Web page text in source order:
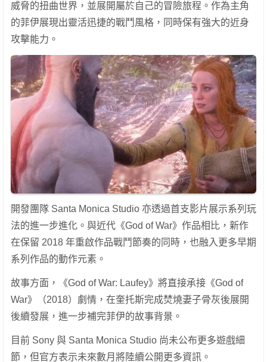
威脅的扭曲世界，並展開屬於自己的冒險旅程。作為主角
的菲伊展現出靈活迅捷的戰鬥風格，同時保有強大的近身
攻擊能力。
開發團隊 Santa Monica Studio 亦透過首支影片展示系列玩
法的進一步進化。與近代《God of War》作品相比，新作
在保留 2018 年重啟作品戰鬥節奏的同時，也融入更多早期
系列作品的動作元素。
故事方面，《God of War: Laufey》將直接承接《God of
War》（2018）劇情，在奎托斯完成焚燒妻子骨灰後展開
後續發展，進一步補完菲伊的故事背景。
目前 Sony 與 Santa Monica Studio 尚未公布更多遊戲細
節，但官方表示未來數月將陸續公開更多資訊。